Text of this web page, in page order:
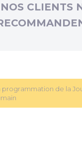
CLIENTS
programmation de la